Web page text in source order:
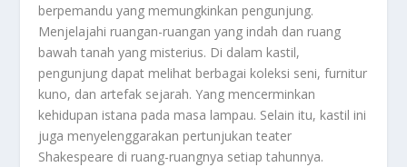
berpemandu yang memungkinkan pengunjung.
Menjelajahi ruangan-ruangan yang indah dan ruang
bawah tanah yang misterius. Di dalam kastil,
pengunjung dapat melihat berbagai koleksi seni, furnitur
kuno, dan artefak sejarah. Yang mencerminkan
kehidupan istana pada masa lampau. Selain itu, kastil ini
juga menyelenggarakan pertunjukan teater
Shakespeare di ruang-ruangnya setiap tahunnya.